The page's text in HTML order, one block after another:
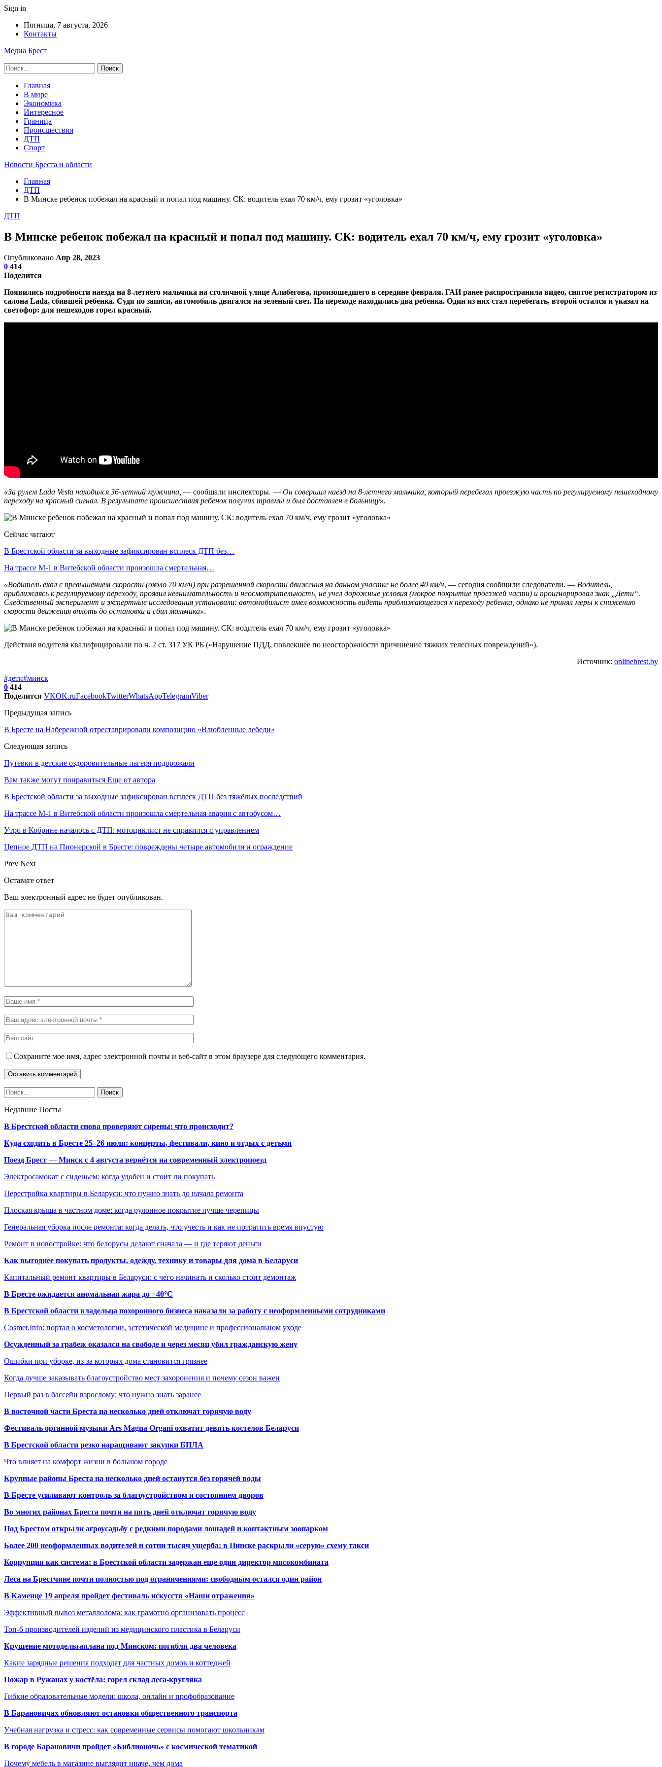
Sign in
Пятница, 7 августа, 2026
Контакты
Медиа Брест
Главная
В мире
Экономика
Интересное
Граница
Происшествия
ДТП
Спорт
Новости Бреста и области
Главная
ДТП
В Минске ребенок побежал на красный и попал под машину. СК: водитель ехал 70 км/ч, ему грозит «уголовка»
ДТП
В Минске ребенок побежал на красный и попал под машину. СК: водитель ехал 70 км/ч, ему грозит «уголовка»
Опубликовано Апр 28, 2023
0 414
Поделится
Появились подробности наезда на 8-летнего мальчика на столичной улице Алибегова, произошедшего в середине февраля. ГАИ ранее распространила видео, снятое регистратором из
салона Lada, сбившей ребенка. Судя по записи, автомобиль двигался на зеленый свет. На переходе находились два ребенка. Один из них стал перебегать, второй остался и указал на
светофор: для пешеходов горел красный.
«За рулем Lada Vesta находился 36-летний мужчина, — сообщали инспекторы. — Он совершил наезд на 8-летнего мальчика, который перебегал проезжую часть по регулируемому пешеходному
переходу на красный сигнал. В результате происшествия ребенок получил травмы и был доставлен в больницу».
Сейчас читают
В Брестской области за выходные зафиксирован всплеск ДТП без…
На трассе М-1 в Витебской области произошла смертельная…
«Водитель ехал с превышением скорости (около 70 км/ч) при разрешенной скорости движения на данном участке не более 40 км/ч, — сегодня сообщили следователи. — Водитель,
приближаясь к регулируемому переходу, проявил невнимательность и неосмотрительность, не учел дорожные условия (мокрое покрытие проезжей части) и проигнорировал знак „Дети“.
Следственный эксперимент и экспертные исследования установили: автомобилист имел возможность видеть приближающегося к переходу ребенка, однако не принял меры к снижению
скорости движения вплоть до остановки и сбил мальчика».
Действия водителя квалифицировали по ч. 2 ст. 317 УК РБ («Нарушение ПДД, повлекшее по неосторожности причинение тяжких телесных повреждений»).
Источник: onlinebrest.by
#дети#минск
0 414
Поделится VKOK.ruFacebookTwitterWhatsAppTelegramViber
Предыдущая запись
В Бресте на Набережной отреставрировали композицию «Влюбленные лебеди»
Следующая запись
Путевки в детские оздоровительные лагеря подорожали
Вам также могут понравиться Еще от автора
В Брестской области за выходные зафиксирован всплеск ДТП без тяжёлых последствий
На трассе М-1 в Витебской области произошла смертельная авария с автобусом…
Утро в Кобрине началось с ДТП: мотоциклист не справился с управлением
Цепное ДТП на Пионерской в Бресте: повреждены четыре автомобиля и ограждение
Prev Next
Оставьте ответ
Ваш электронный адрес не будет опубликован.
Сохраните мое имя, адрес электронной почты и веб-сайт в этом браузере для следующего комментария.
Недавние Посты
В Брестской области снова проверяют сирены: что происходит?
Куда сходить в Бресте 25–26 июля: концерты, фестивали, кино и отдых с детьми
Поезд Брест — Минск с 4 августа вернётся на современный электропоезд
Электросамокат с сиденьем: когда удобен и стоит ли покупать
Перестройка квартиры в Беларуси: что нужно знать до начала ремонта
Плоская крыша в частном доме: когда рулонное покрытие лучше черепицы
Генеральная уборка после ремонта: когда делать, что учесть и как не потратить время впустую
Ремонт в новостройке: что белорусы делают сначала — и где теряют деньги
Как выгоднее покупать продукты, одежду, технику и товары для дома в Беларуси
Капитальный ремонт квартиры в Беларуси: с чего начинать и сколько стоит демонтаж
В Бресте ожидается аномальная жара до +40°C
В Брестской области владельца похоронного бизнеса наказали за работу с неоформленными сотрудниками
Cosmet.Info: портал о косметологии, эстетической медицине и профессиональном уходе
Осужденный за грабеж оказался на свободе и через месяц убил гражданскую жену
Ошибки при уборке, из-за которых дома становится грязнее
Когда лучше заказывать благоустройство мест захоронения и почему сезон важен
Первый раз в бассейн взрослому: что нужно знать заранее
В восточной части Бреста на несколько дней отключат горячую воду
Фестиваль органной музыки Ars Magna Organi охватит девять костелов Беларуси
В Брестской области резко наращивают закупки БПЛА
Что влияет на комфорт жизни в большом городе
Крупные районы Бреста на несколько дней останутся без горячей воды
В Бресте усиливают контроль за благоустройством и состоянием дворов
Во многих районах Бреста почти на пять дней отключат горячую воду
Под Брестом открыли агроусадьбу с редкими породами лошадей и контактным зоопарком
Более 200 неоформленных водителей и сотни тысяч ущерба: в Пинске раскрыли «серую» схему такси
Коррупция как система: в Брестской области задержан еще один директор мясокомбината
Леса на Брестчине почти полностью под ограничениями: свободным остался один район
В Каменце 19 апреля пройдет фестиваль искусств «Наши отражения»
Эффективный вывоз металлолома: как грамотно организовать процесс
Топ-6 производителей изделий из медицинского пластика в Беларуси
Крушение мотодельтаплана под Минском: погибли два человека
Какие зарядные решения подходят для частных домов и коттеджей
Пожар в Ружанах у костёла: горел склад леса-кругляка
Гибкие образовательные модели: школа, онлайн и профобразование
В Барановичах обновляют остановки общественного транспорта
Учебная нагрузка и стресс: как современные сервисы помогают школьникам
В городе Барановичи пройдет «Библионочь» с космической тематикой
Почему мебель в магазине выглядит иначе, чем дома